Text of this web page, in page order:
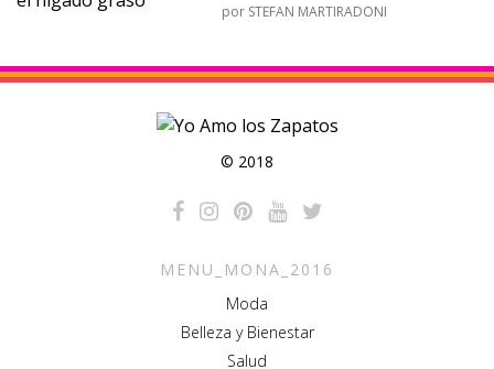
por STEFAN MARTIRADONI
© 2018
MENU_MONA_2016
Moda
Belleza y Bienestar
Salud